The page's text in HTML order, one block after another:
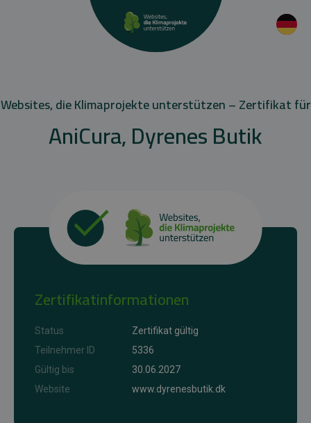
Websites, die Klimaprojekte unterstützen – Zertifikat für
AniCura, Dyrenes Butik
Zertifikatinformationen
Status
Zertifikat gültig
Teilnehmer ID
5336
Gültig bis
30.06.2027
Website
www.dyrenesbutik.dk